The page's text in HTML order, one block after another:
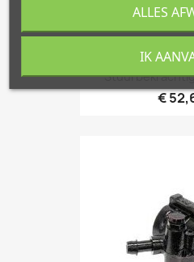
€
ALLES
IK